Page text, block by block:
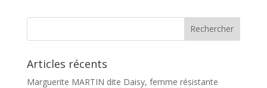
o e
Articles récents
Marguerite MARTIN dite Daisy, femme résistante